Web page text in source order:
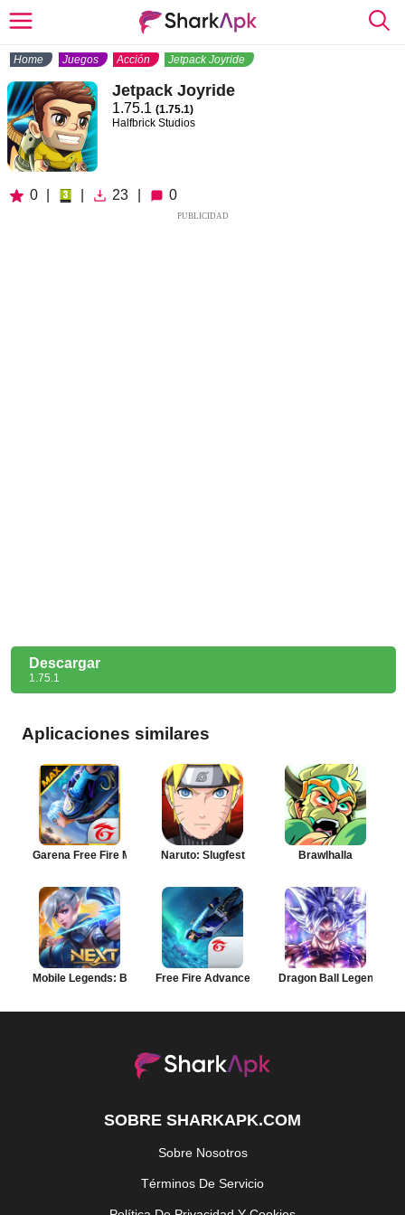
Home Juegos Acción Jetpack Joyride
Jetpack Joyride
1.75.1 (1.75.1)
Halfbrick Studios
0 23 0
PUBLICIDAD
Descargar
1.75.1
Aplicaciones similares
Garena Free Fire MAX Naruto: Slugfest Brawlhalla
Mobile Legends: Bang BangFree Fire Advance Dragon Ball Legends
SOBRE SHARKAPK.COM
Sobre Nosotros
Términos De Servicio